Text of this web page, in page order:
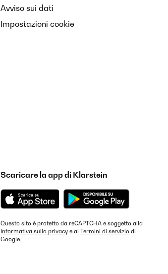
Avviso sui dati
Impostazioni cookie
Scaricare la app di Klarstein
Questo sito è protetto da reCAPTCHA e soggetto alla
Informativa sulla privacy e ai Termini di servizio di
Google.